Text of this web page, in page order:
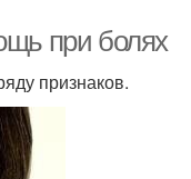
при болях
признаков.